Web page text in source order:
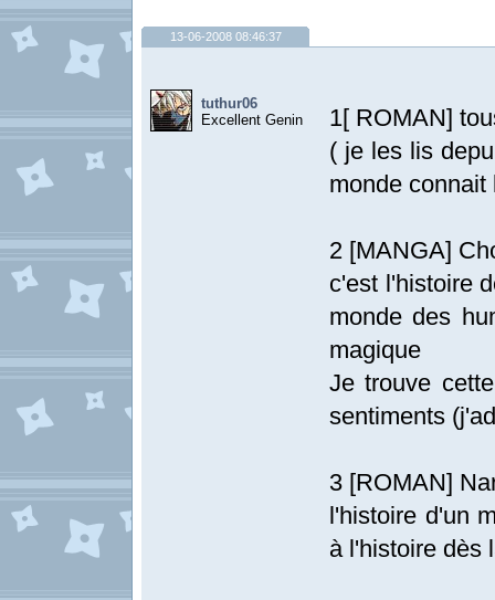
13-06-2008 08:46:37
tuthur06
Excellent Genin
1[ ROMAN]
( je les lis
monde connait
2 [MANGA]
c'est l'histoire
monde des
magique
Je trouve
sentiments
3 [ROMAN]
l'histoire d'un
à l'histoire dès